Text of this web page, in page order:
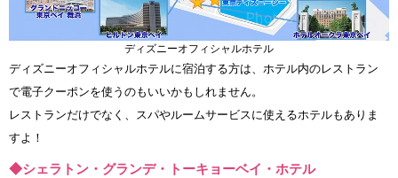
ディズニーオフィシャルホテル
ディズニーオフィシャルホテルに宿泊する方は、ホテル内のレストラン
で電子クーポンを使うのもいいかもしれません。
レストランだけでなく、スパやルームサービスに使えるホテルもありま
すよ！
◆シェラトン・グランデ・トーキョーベイ・ホテル